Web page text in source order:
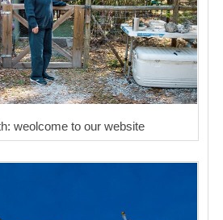
weolcome to our website